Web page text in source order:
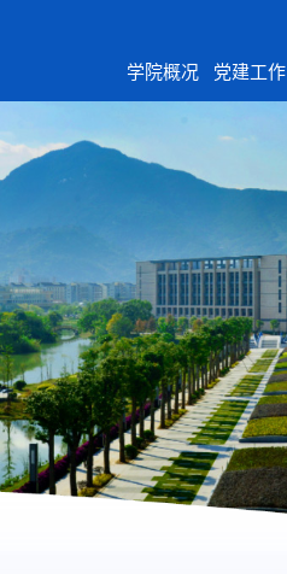
学院概况 党建工作